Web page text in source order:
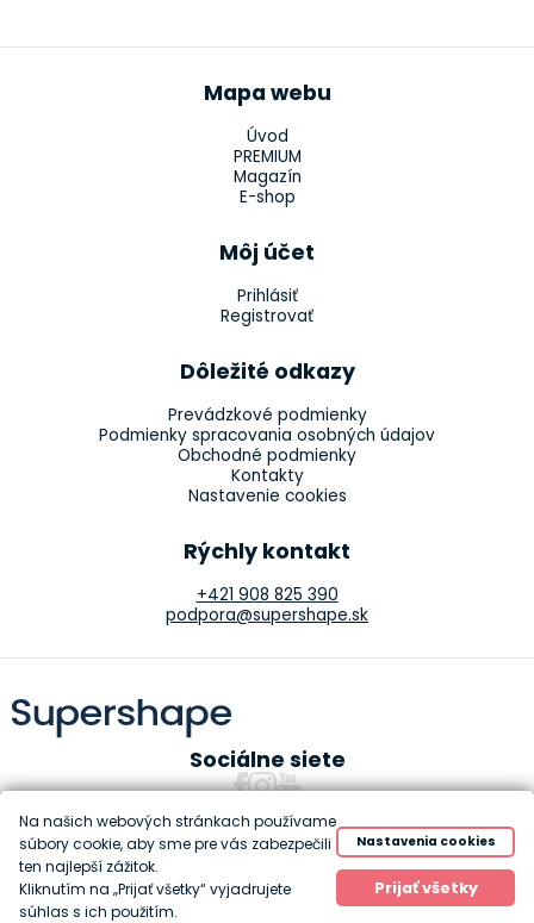
Mapa webu
Úvod
PREMIUM
Magazín
E-shop
Môj účet
Prihlásiť
Registrovať
Dôležité odkazy
Prevádzkové podmienky
Podmienky spracovania osobných údajov
Obchodné podmienky
Kontakty
Nastavenie cookies
Rýchly kontakt
+421 908 825 390
podpora@supershape.sk
Sociálne siete
Copyright 2010-2026 Supershape
Created byAnawe
Na našich webových stránkach používame
súbory cookie, aby sme pre vás zabezpečili
ten najlepší zážitok.
Kliknutím na „Prijať všetky“ vyjadrujete
súhlas s ich použitím.
Nastavenia cookies
Prijať všetky